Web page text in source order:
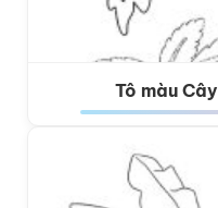
Tô màu